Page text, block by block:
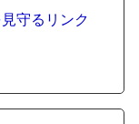
守るリンク